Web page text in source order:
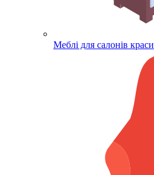
Меблі для салонів краси